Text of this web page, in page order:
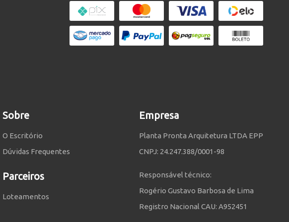
Sobre
O Escritório
Dúvidas Frequentes
Parceiros
Loteamentos
Empresa
Planta Pronta Arquitetura LTDA EPP
CNPJ: 24.247.388/0001-98
Responsável técnico:
Rogério Gustavo Barbosa de Lima
Registro Nacional CAU: A952451